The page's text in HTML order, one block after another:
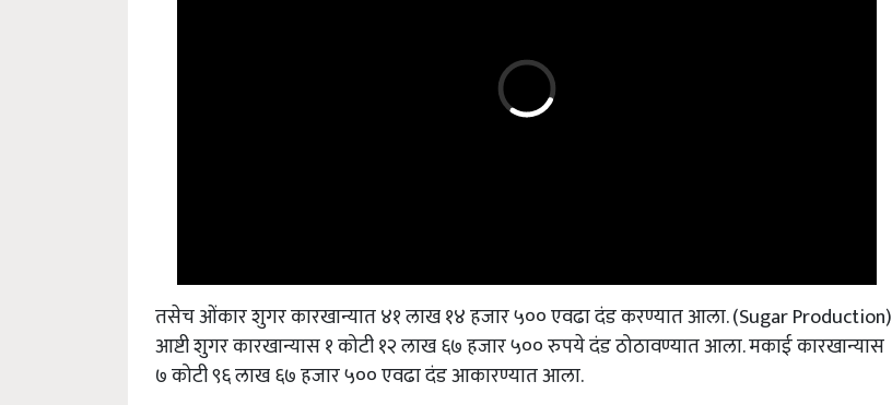
तसेच ओंकार शुगर कारखान्यात ४१ लाख १४ हजार ५०० एवढा दंड करण्यात आला. (Sugar Production)
आष्टी शुगर कारखान्यास १ कोटी १२ लाख ६७ हजार ५०० रुपये दंड ठोठावण्यात आला. मकाई कारखान्यास
७ कोटी ९६ लाख ६७ हजार ५०० एवढा दंड आकारण्यात आला.